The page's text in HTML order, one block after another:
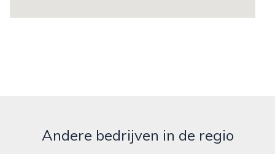
Andere bedrijven in de regio